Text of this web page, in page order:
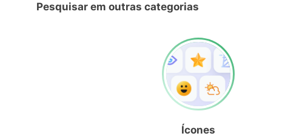
Pesquisar em outras categorias
Ícones